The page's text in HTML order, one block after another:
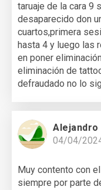
taruaje de la cara 9
desaparecido don
cuartos,primera
hasta 4 y luego las
en poner
eliminación de
defraudado no lo
Alejandro
04/04/
Muy contento con
siempre por parte